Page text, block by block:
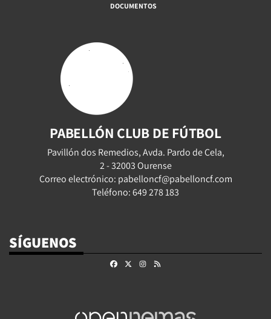
DOCUMENTOS
PABELLÓN CLUB DE FÚTBOL
Pavillón dos Remedios, Avda. Pardo de Cela,
2 - 32003 Ourense
Correo electrónico: pabelloncf@pabelloncf.com
Teléfono: 649 278 183
SÍGUENOS
FacebookInstagram